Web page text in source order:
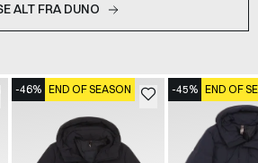
ALT FRA DUNO
-46% END OF SEASON -45% END OF